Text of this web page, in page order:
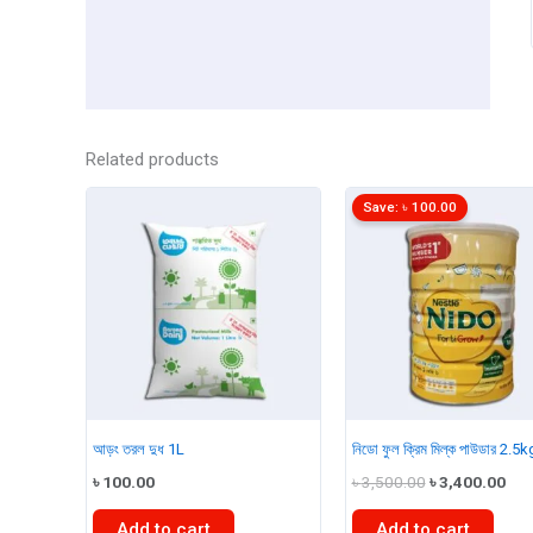
Related products
আড়ং তরল দুধ 1L
৳100.00
নিডো ফুল ক্রিম মিল্ক পাউডার
৳3,500.00 Original
৳3,400.00
Save: ৳ 100.00